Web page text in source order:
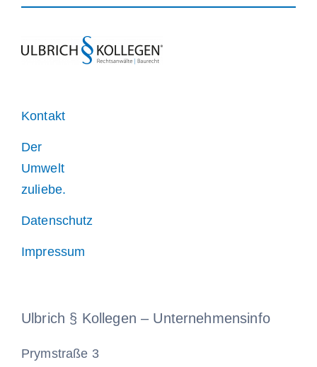
Kontakt
Der
Umwelt
zuliebe.
Datenschutz
Impressum
Ulbrich § Kollegen – Unternehmensinfo
Prymstraße 3